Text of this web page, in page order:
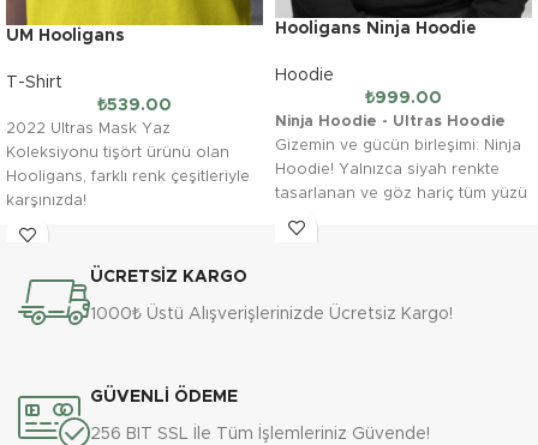
UM Hooligans
T-Shirt
₺539.00
2022 Ultras Mask Yaz
Koleksiyonu tişört ürünü olan
Hooligans, farklı renk çeşitleriyle
karşınızda!
Hooligans Ninja Hoodie
Hoodie
₺999.00
Ninja Hoodie - Ultras Hoodie
Gizemin ve gücün birleşimi: Ninja
Hoodie! Yalnızca siyah renkte
tasarlanan ve göz hariç tüm yüzü
kapatabilen fermuarlı maske
diagonel kumaşı sayesinde kış
ve dayanıklı dokusuyla sizi
ÜCRETSİZ KARGO
1000₺ Üstü Alışverişlerinizde Ücretsiz Kargo!
GÜVENLİ ÖDEME
256 BIT SSL İle Tüm İşlemleriniz Güvende!